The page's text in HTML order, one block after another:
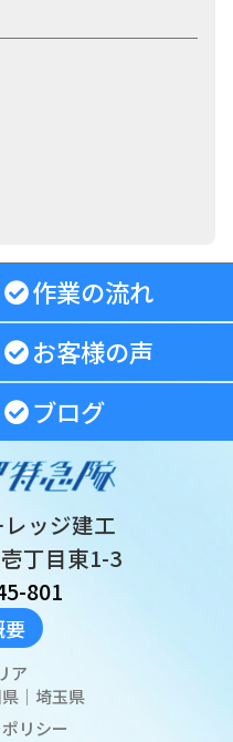
ッジ建工
丁目東1-3
801
要
作業の流れ
お客様の声
ブログ
ア
｜ 埼玉県
リシー